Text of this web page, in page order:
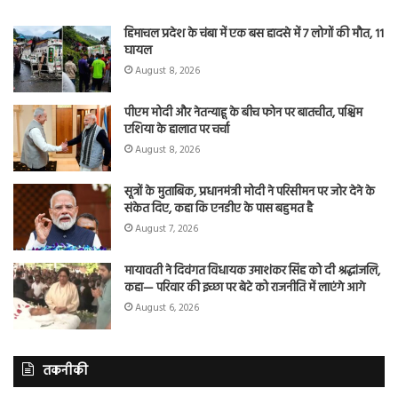
हिमाचल प्रदेश के चंबा में एक बस हादसे में 7 लोगों की मौत, 11
घायल
August 8, 2026
पीएम मोदी और नेतन्याहू के बीच फोन पर बातचीत, पश्चिम
एशिया के हालात पर चर्चा
August 8, 2026
सूत्रों के मुताबिक, प्रधानमंत्री मोदी ने परिसीमन पर जोर देने के
संकेत दिए, कहा कि एनडीए के पास बहुमत है
August 7, 2026
मायावती ने दिवंगत विधायक उमाशंकर सिंह को दी श्रद्धांजलि,
कहा— परिवार की इच्छा पर बेटे को राजनीति में लाएंगे आगे
August 6, 2026
तकनीकी